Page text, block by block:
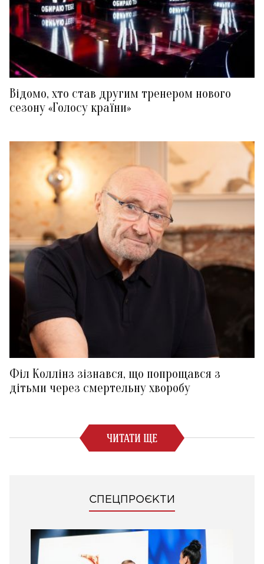
Відомо, хто став другим тренером нового
сезону «Голосу країни»
Філ Коллінз зізнався, що попрощався з
дітьми через смертельну хворобу
ЧИТАТИ ЩЕ
СПЕЦПРОЄКТИ